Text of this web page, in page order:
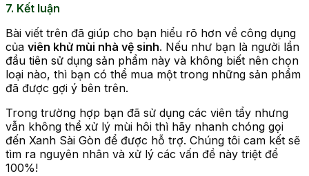
7. Kết luận
Bài viết trên đã giúp cho bạn hiểu rõ hơn về công dụng
của viên khử mùi nhà vệ sinh. Nếu như bạn là người lần
đầu tiên sử dụng sản phẩm này và không biết nên chọn
loại nào, thì bạn có thể mua một trong những sản phẩm
đã được gợi ý bên trên.
Trong trường hợp bạn đã sử dụng các viên tẩy nhưng
vẫn không thể xử lý mùi hôi thì hãy nhanh chóng gọi
đến Xanh Sài Gòn để được hỗ trợ. Chúng tôi cam kết sẽ
tìm ra nguyên nhân và xử lý các vấn đề này triệt để
100%!